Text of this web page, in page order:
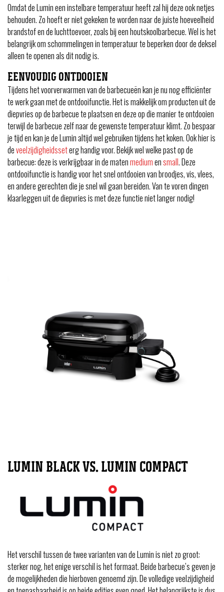
Omdat de Lumin een instelbare temperatuur heeft zal hij deze ook netjes
behouden. Zo hoeft er niet gekeken te worden naar de juiste hoeveelheid
brandstof en de luchttoevoer, zoals bij een houtskoolbarbecue. Wel is het
belangrijk om schommelingen in temperatuur te beperken door de deksel
alleen te openen als dit nodig is.
EENVOUDIG ONTDOOIEN
Tijdens het voorverwarmen van de barbecueën kan je nu nog efficiënter
te werk gaan met de ontdooifunctie. Het is makkelijk om producten uit de
diepvries op de barbecue te plaatsen en deze op die manier te ontdooien
terwijl de barbecue zelf naar de gewenste temperatuur klimt. Zo bespaar
je tijd en kan je de Lumin altijd wel gebruiken tijdens het koken. Ook hier is
deveelzijdigheidsseterg handig voor. Bekijk wel welke past op de
barbecue: deze is verkrijgbaar in de matenmediumensmall. Deze
ontdooifunctie is handig voor het snel ontdooien van broodjes, vis, vlees,
en andere gerechten die je snel wil gaan bereiden. Van te voren dingen
klaarleggen uit de diepvries is met deze functie niet langer nodig!
LUMIN BLACK VS. LUMIN COMPACT
Het verschil tussen de twee varianten van de Lumin is niet zo groot:
sterker nog, het enige verschil is het formaat. Beide barbecue’s geven je
de mogelijkheden die hierboven genoemd zijn. De volledige veelzijdigheid